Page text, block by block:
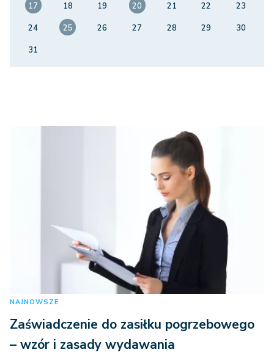
17
18 19 20 21 22
23
24
25 26 27 28 29
30
31
NAJNOWSZE
Zaświadczenie do zasiłku pogrzebowego
– wzór i zasady wydawania